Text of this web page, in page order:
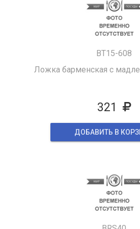
BT15-608
Ложка барменская с
321
ДОБАВИТЬ В